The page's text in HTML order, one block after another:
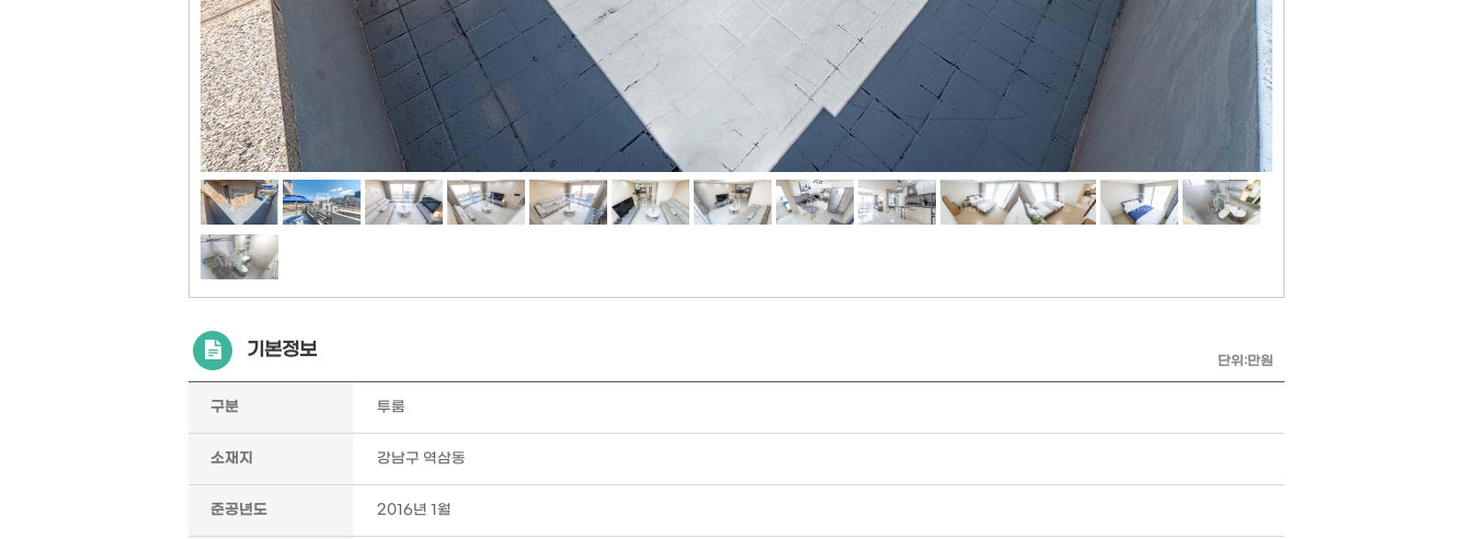
기본정보 단위:만원
구분 투룸
소재지 강남구 역삼동
준공년도 2016년 1월